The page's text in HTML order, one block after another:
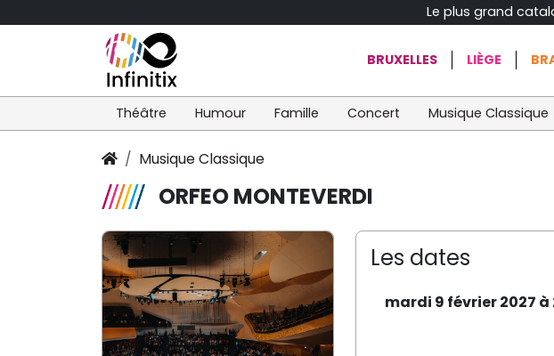
Le plus grand
BRUXELLES LIÈGE
Théâtre Humour Famille Concert Musique Classique
Musique Classique
ORFEO MONTEVERDI
Les dates
mardi 9 février 2027 à